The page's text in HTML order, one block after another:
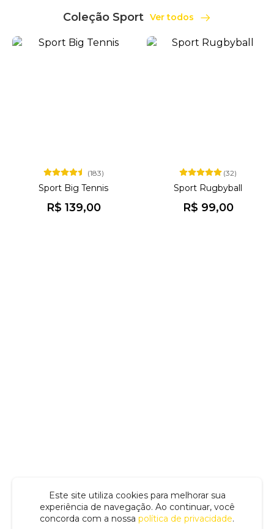
Coleção Sport Ver todos
(183)
Sport Big Tennis
R$ 139,00
(32)
Sport Rugbyball
R$ 99,00
Este site utiliza cookies para melhorar sua
experiência de navegação. Ao continuar, você
concorda com a nossa política de privacidade.